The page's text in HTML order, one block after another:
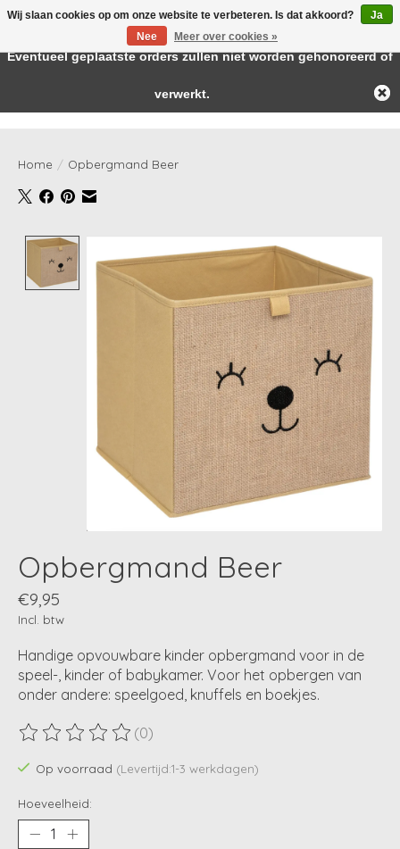
Home / Opbergmand Beer
Product image slideshow Items
Opbergmand Beer
€9,95
Incl. btw
Handige opvouwbare kinder opbergmand voor in de
speel-, kinder of babykamer. Voor het opbergen van
onder andere: speelgoed, knuffels en boekjes.
De beoordeling van dit product is
(0)
Op voorraad (Levertijd:1-3 werkdagen)
Hoeveelheid:
Wij slaan cookies op om onze website te verbeteren. Is dat akkoord?
Ja
Nee
Meer over cookies »
← Keer terug naar de backofficeDeze winkel is in aanbouw.
Eventueel geplaatste orders zullen niet worden gehonoreerd of
verwerkt.